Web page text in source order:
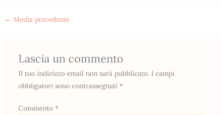
← Media precedente
Lascia un commento
Il tuo indirizzo email non sarà pubblicato. I campi
obbligatori sono contrassegnati *
Commento *